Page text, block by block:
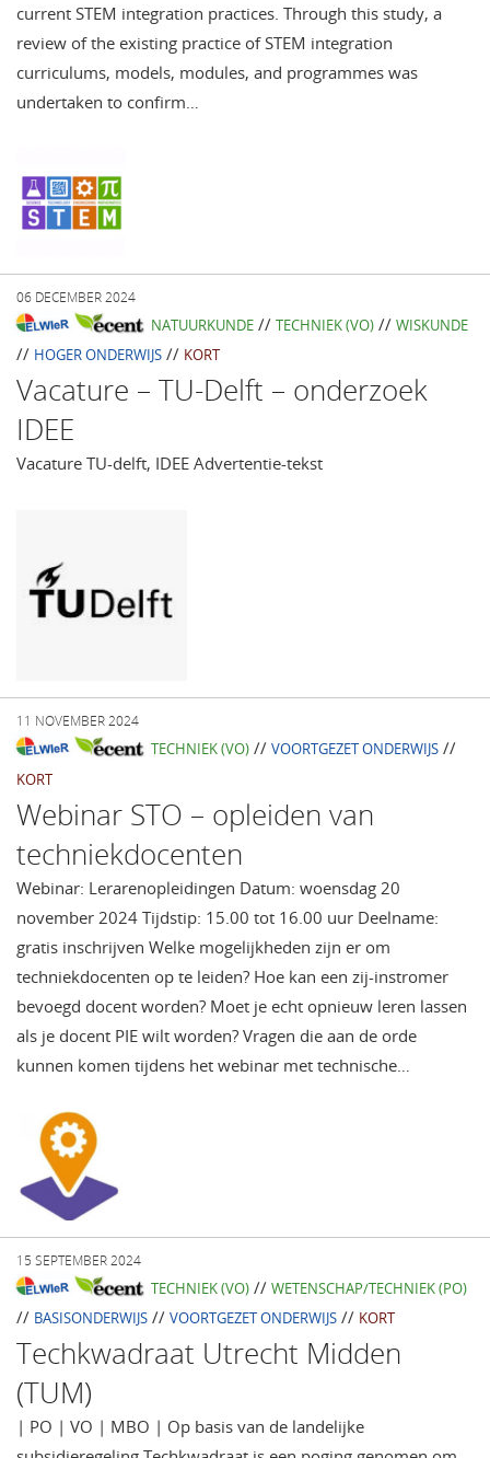
current STEM integration practices. Through this study, a
review of the existing practice of STEM integration
curriculums, models, modules, and programmes was
undertaken to confirm…
06 DECEMBER 2024
NATUURKUNDE// TECHNIEK (VO)// WISKUNDE
// HOGER ONDERWIJS // KORT
Vacature – TU-Delft – onderzoek
IDEE
Vacature TU-delft, IDEE Advertentie-tekst
11 NOVEMBER 2024
TECHNIEK (VO)// VOORTGEZET ONDERWIJS//
KORT
Webinar STO – opleiden van
techniekdocenten
Webinar: Lerarenopleidingen Datum: woensdag 20
november 2024 Tijdstip: 15.00 tot 16.00 uur Deelname:
gratis inschrijven Welke mogelijkheden zijn er om
techniekdocenten op te leiden? Hoe kan een zij-instromer
bevoegd docent worden? Moet je echt opnieuw leren lassen
als je docent PIE wilt worden? Vragen die aan de orde
kunnen komen tijdens het webinar met technische…
15 SEPTEMBER 2024
TECHNIEK (VO)// WETENSCHAP/TECHNIEK (PO)
// BASISONDERWIJS // VOORTGEZET ONDERWIJS // KORT
Techkwadraat Utrecht Midden
(TUM)
| PO | VO | MBO | Op basis van de landelijke